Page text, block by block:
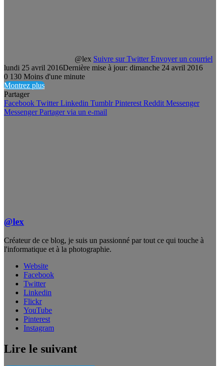
@lex Suivre sur Twitter Envoyer un courriel
lundi 25 avril 2016Dernière mise à jour: dimanche 24 avril 2016
0 130 Moins d'une minute
Montrez plus
Partager
Facebook Twitter Linkedin Tumblr Pinterest Reddit Messenger
Messenger Partager via un e-mail
@lex
Créateur de ce blog, je suis un passionné par tout ce qui touche à
l'informatique et à la photographie.
Website
Facebook
Twitter
Linkedin
Flickr
YouTube
Pinterest
Instagram
Lire le suivant